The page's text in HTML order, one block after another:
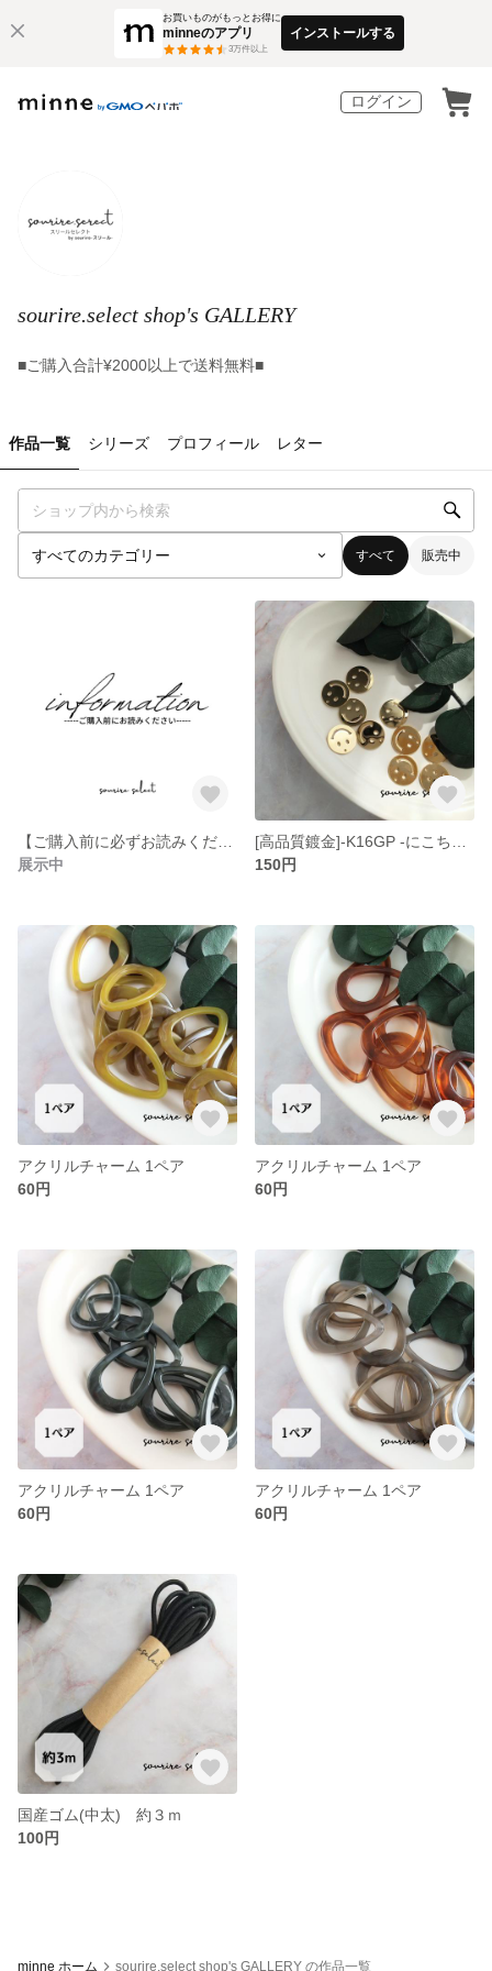
お買いものがもっとお得に
minneのアプリ
3万件以上
インストールする
ログイン
sourire.select shop's GALLERY
■ご購入合計¥2000以上で送料無料■
作品一覧 シリーズ プロフィール レター
すべて 販売中
展示中
150円
アクリルチャーム 1ペア
60円
アクリルチャーム 1ペア
60円
アクリルチャーム 1ペア
60円
アクリルチャーム 1ペア
60円
国産ゴム(中太) 約３ｍ
100円
minne ホーム sourire.select shop's GALLERY の作品一覧